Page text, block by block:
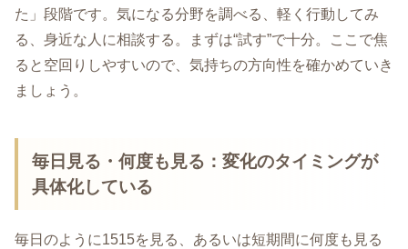
た」段階です。気になる分野を調べる、軽く行動してみ
る、身近な人に相談する。まずは“試す”で十分。ここで焦
ると空回りしやすいので、気持ちの方向性を確かめていき
ましょう。
毎日見る・何度も見る：変化のタイミングが
具体化している
毎日のように1515を見る、あるいは短期間に何度も見る